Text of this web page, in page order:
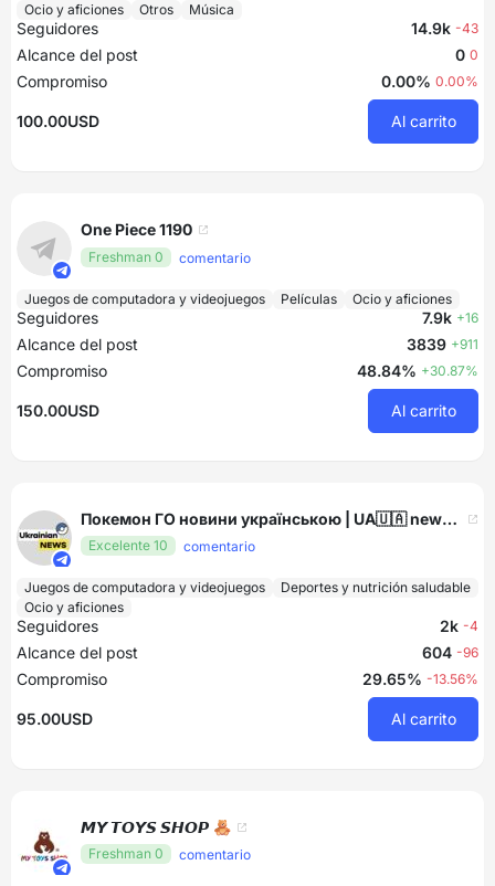
Ocio y aficiones Otros Música
Seguidores 14.9k -43
Alcance del post 0 0
Compromiso 0.00% 0.00%
100.00USD Al carrito
One Piece 1190
Freshman 0 comentario
Juegos de computadora y videojuegos Películas Ocio y aficiones
Seguidores 7.9k +16
Alcance del post 3839 +911
Compromiso 48.84% +30.87%
150.00USD Al carrito
Покемон ГО новини українською | UA🇺🇦 news #УкрТґ
Excelente 10 comentario
Juegos de computadora y videojuegos
Deportes y nutrición saludable
Ocio y aficiones
Seguidores 2k -4
Alcance del post 604 -96
Compromiso 29.65% -13.56%
95.00USD Al carrito
𝙈𝙔 𝙏𝙊𝙔𝙎 𝙎𝙃𝙊𝙋 🧸
Freshman 0 comentario